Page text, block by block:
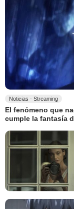
Noticias - Streaming
El fenómeno que
cumple la fantasía